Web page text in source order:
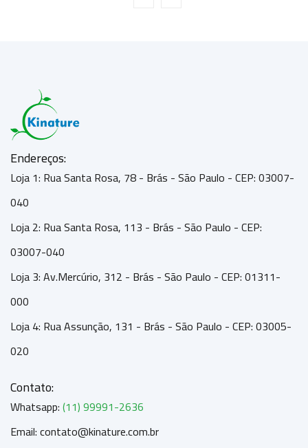
Endereços:
Loja 1: Rua Santa Rosa, 78 - Brás - São Paulo - CEP: 03007-
040
Loja 2: Rua Santa Rosa, 113 - Brás - São Paulo - CEP:
03007-040
Loja 3: Av.Mercúrio, 312 - Brás - São Paulo - CEP: 01311-
000
Loja 4: Rua Assunção, 131 - Brás - São Paulo - CEP: 03005-
020
Contato:
Whatsapp:(11) 99991-2636
Email: contato@kinature.com.br